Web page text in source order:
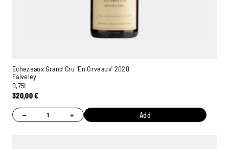
Echezeaux Grand Cru 'En Orveaux' 2020
Faiveley
0,75L
320,00€
− + Add